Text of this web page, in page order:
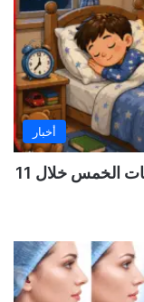
أخبار
«فتح عينك كويس».. اعثر على الاختلافات الخمس خلال 11